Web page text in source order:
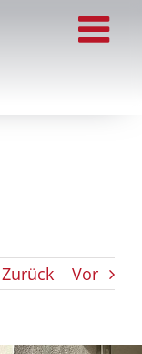
Zurück Vor